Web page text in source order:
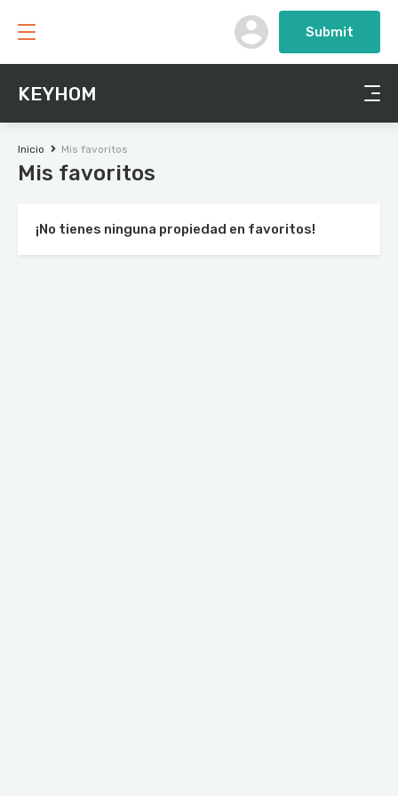
KEYHOM
Submit
Inicio Mis favoritos
Mis favoritos
¡No tienes ninguna propiedad en favoritos!